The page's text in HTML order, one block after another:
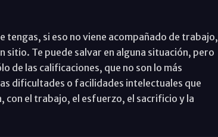
tengas, si eso no viene acompañado de trabajo,
sitio. Te puede salvar en alguna situación, pero
de las calificaciones, que no son lo más
dificultades o facilidades intelectuales que
con el trabajo, el esfuerzo, el sacrificio y la